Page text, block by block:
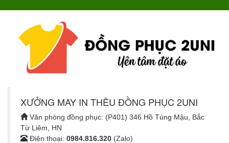
XƯỞNG MAY IN THÊU ĐỒNG PHỤC 2UNI
Văn phòng đồng phục: (P401) 346 Hồ Tùng Mậu, Bắc
Từ Liêm, HN
Điện thoại: 0984.816.320 (Zalo)